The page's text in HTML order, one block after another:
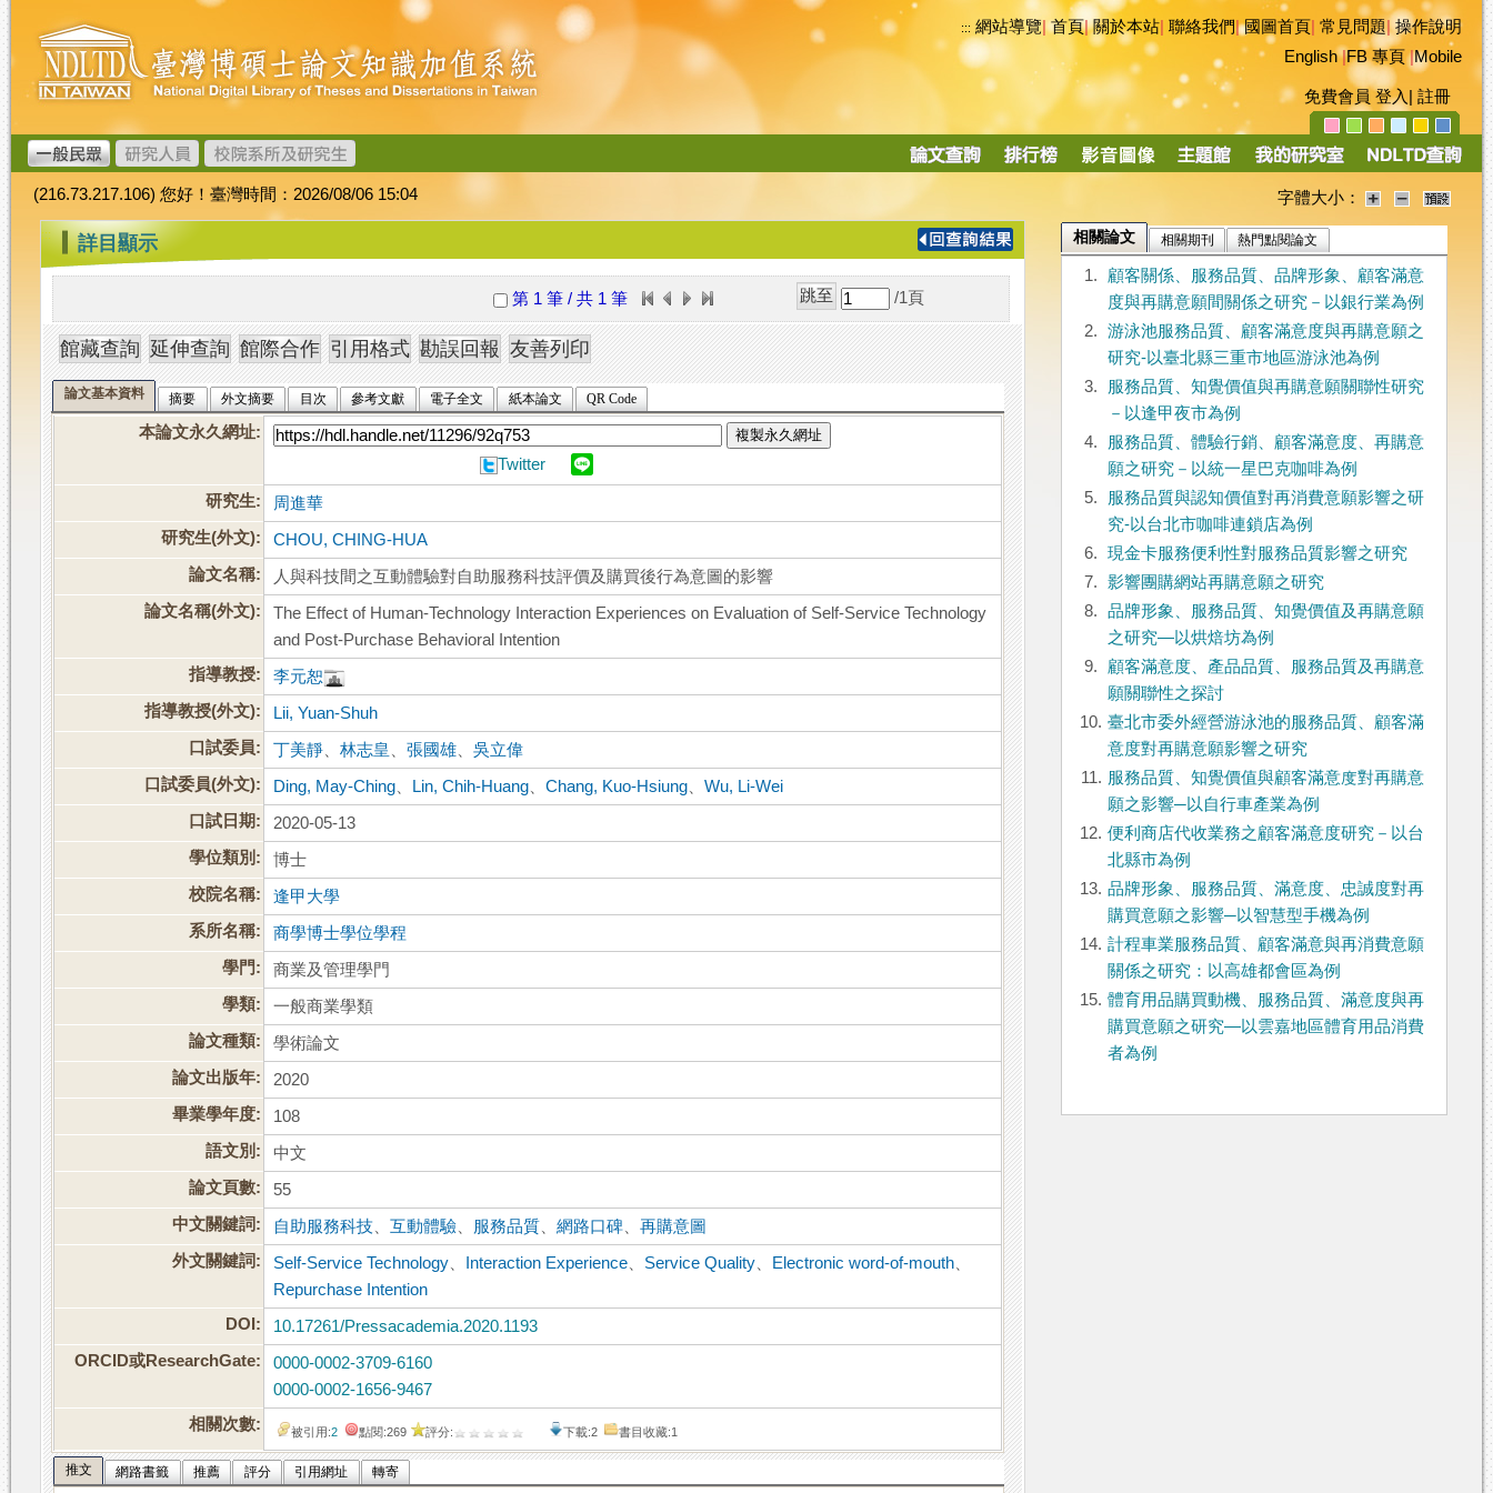
跳
到
主
要
內
容
臺
灣
博
碩
士
論
文
加
值
系
統
::: 網站導覽|首頁|關於本站 聯絡我們|國圖首頁 常見問題|操作說明
English|FB 專頁|Mobile
免費會員 登入 註冊
導
(216.73.217.106) 您好！臺灣時間：2026/08/06 15:04 字體大小：
::: 詳目顯示
第 1 筆 / 共 1 筆 /1 頁
論文基本資料 摘要 外文摘要 目次 參考文獻 電子全文 紙本論文 QR Code
本論文永久網址: 複製永久網址
Twitter
研究生:
周進華
研究生(外文):
CHOU, CHING-HUA
論文名稱:
人與科技間之互動體驗對自助服務科技評價及購買後行為意圖的影響
論文名稱(外文):
The Effect of Human-Technology Interaction Experiences on Evaluation of Self-Service Technology
and Post-Purchase Behavioral Intention
指導教授:
李元恕
指導教授(外文):
Lii, Yuan-Shuh
口試委員:
丁美靜 、林志皇 、張國雄 、吳立偉
口試委員(外文):
Ding, May-Ching Lin, Chih-Huang 、Chang, Kuo-Hsiung 、Wu, Li-Wei
口試日期:
2020-05-13
學位類別:
博士
校院名稱:
逢甲大學
系所名稱:
商學博士學位學程
學門:
商業及管理學門
學類:
一般商業學類
論文種類:
學術論文
論文出版年:
2020
畢業學年度:
108
語文別:
中文
論文頁數:
55
中文關鍵詞:
自助服務科技 、互動體驗 服務品質 、網路口碑 、再購意圖
外文關鍵詞:
Self-Service Technology Interaction Experience Service Quality Electronic word-of-mouth
Repurchase Intention
DOI:
10.17261/Pressacademia.2020.1193
ORCID或ResearchGate:
0000-0002-3709-6160
0000-0002-1656-9467
相關次數:
被引用:2 點閱:269 評分: 下載:2 書目收藏:1
推文 網路書籤 推薦 評分 引用網址 轉寄
相關論文 相關期刊 熱門點閱論文
1.
顧客關係、服務品質、品牌形象、顧客滿意
度與再購意願間關係之研究－以銀行業為例
2.
游泳池服務品質、顧客滿意度與再購意願之
研究-以臺北縣三重市地區游泳池為例
3.
服務品質、知覺價值與再購意願關聯性研究
－以逢甲夜市為例
4.
服務品質、體驗行銷、顧客滿意度、再購意
願之研究－以統一星巴克咖啡為例
5.
服務品質與認知價值對再消費意願影響之研
究-以台北市咖啡連鎖店為例
6.
現金卡服務便利性對服務品質影響之研究
7.
影響團購網站再購意願之研究
8.
品牌形象、服務品質、知覺價值及再購意願
之研究―以烘焙坊為例
9.
顧客滿意度、產品品質、服務品質及再購意
願關聯性之探討
10. 臺北市委外經營游泳池的服務品質、顧客滿
意度對再購意願影響之研究
11. 服務品質、知覺價值與顧客滿意度對再購意
願之影響─以自行車產業為例
12. 便利商店代收業務之顧客滿意度研究－以台
北縣市為例
13. 品牌形象、服務品質、滿意度、忠誠度對再
購買意願之影響─以智慧型手機為例
14. 計程車業服務品質、顧客滿意與再消費意願
關係之研究：以高雄都會區為例
15. 體育用品購買動機、服務品質、滿意度與再
購買意願之研究—以雲嘉地區體育用品消費
者為例